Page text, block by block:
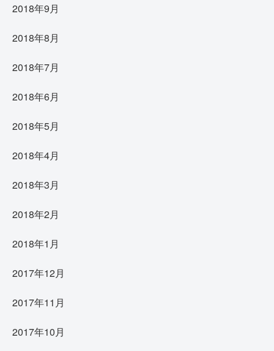
2018年9月
2018年8月
2018年7月
2018年6月
2018年5月
2018年4月
2018年3月
2018年2月
2018年1月
2017年12月
2017年11月
2017年10月